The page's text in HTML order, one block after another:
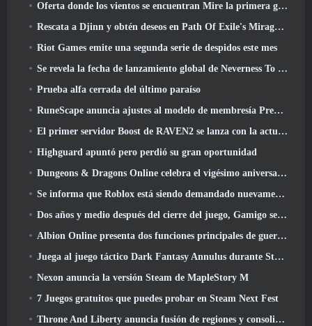
Oferta donde los vientos se encuentran Mire la primera gran expansión en la transmisión en vivo de Hexi
Rescata a Djinn y obtén deseos en Path Of Exile's Mirage League
Riot Games emite una segunda serie de despidos este mes
Se revela la fecha de lanzamiento global de Neverness To Everness
Prueba alfa cerrada del último paraíso
RuneScape anuncia ajustes al modelo de membresía Premier para tener en cuenta los cambios recientes en el MMORPG
El primer servidor Boost de RAVEN2 se lanza con la actualización de hoy
Highguard apuntó pero perdió su gran oportunidad
Dungeons & Dragons Online celebra el vigésimo aniversario de Natural con misiones y recompensas especiales
Se informa que Roblox está siendo demandado nuevamente por “prácticas que ponen en peligro y explotan a los niños”
Dos años y medio después del cierre del juego, Gamigo se burla del regreso del MMO medieval Glory Victis
Albion Online presenta dos funciones principales de guerra de facciones en la actualización Realm Divided Part II
Juega al juego táctico Dark Fantasy Annulus durante Steam Next Fest
Nexon anuncia la versión Steam de MapleStory M
7 Juegos gratuitos que puedes probar en Steam Next Fest
Throne And Liberty anuncia fusión de regiones y consolidación de servidores